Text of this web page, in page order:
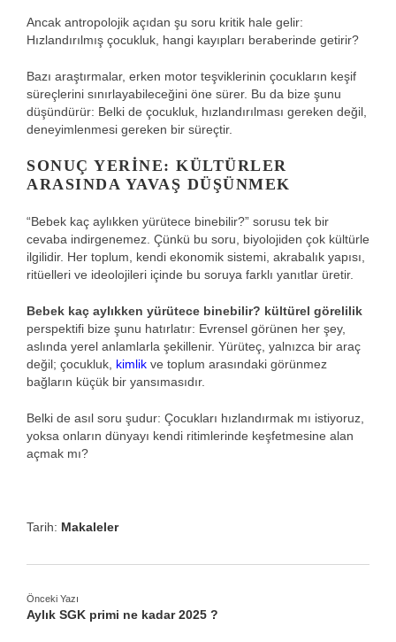
Ancak antropolojik açıdan şu soru kritik hale gelir:
Hızlandırılmış çocukluk, hangi kayıpları beraberinde getirir?
Bazı araştırmalar, erken motor teşviklerinin çocukların keşif
süreçlerini sınırlayabileceğini öne sürer. Bu da bize şunu
düşündürür: Belki de çocukluk, hızlandırılması gereken değil,
deneyimlenmesi gereken bir süreçtir.
SONUÇ YERINE: KÜLTÜRLER
ARASINDA YAVAŞ DÜŞÜNMEK
“Bebek kaç aylıkken yürütece binebilir?” sorusu tek bir
cevaba indirgenemez. Çünkü bu soru, biyolojiden çok kültürle
ilgilidir. Her toplum, kendi ekonomik sistemi, akrabalık yapısı,
ritüelleri ve ideolojileri içinde bu soruya farklı yanıtlar üretir.
Bebek kaç aylıkken yürütece binebilir? kültürel görelilik
perspektifi bize şunu hatırlatır: Evrensel görünen her şey,
aslında yerel anlamlarla şekillenir. Yürüteç, yalnızca bir araç
değil; çocukluk, kimlik ve toplum arasındaki görünmez
bağların küçük bir yansımasıdır.
Belki de asıl soru şudur: Çocukları hızlandırmak mı istiyoruz,
yoksa onların dünyayı kendi ritimlerinde keşfetmesine alan
açmak mı?
Tarih: Makaleler
Önceki Yazı
Aylık SGK primi ne kadar 2025 ?